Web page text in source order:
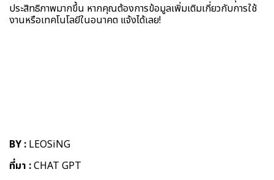
ประสิทธิภาพมากขึ้น หากคุณต้องการข้อมูลเพิ่มเติมเกี่ยวกับการใช้
งานหรือเทคโนโลยีในอนาคต แจ้งได้เลย!
BY : LEOSiNG
ที่มา :CHAT GPT